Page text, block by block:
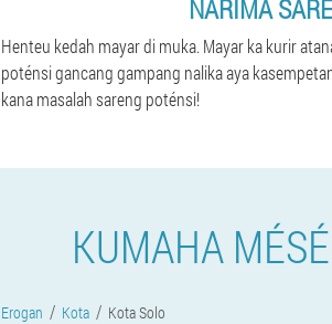
NARIMA
Henteu kedah mayar di muka. Mayar ka kurir
poténsi gancang gampang nalika aya
kana masalah sareng poténsi!
KUMAHA
Erogan Kota Kota Solo